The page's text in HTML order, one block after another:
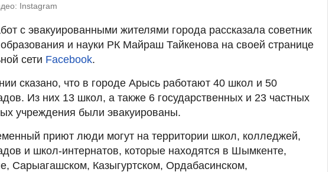
Instagram
с эвакуированными жителями города рассказала советник
и науки РК Майраш Тайкенова на своей странице
сети Facebook.
сказано, что в городе Арысь работают 40 школ и 50
Из них 13 школ, а также 6 государственных и 23 частных
учреждения были эвакуированы.
приют люди могут на территории школ, колледжей,
и школ-интернатов, которые находятся в Шымкенте,
Сарыагашском, Казыгуртском, Ордабасинском,